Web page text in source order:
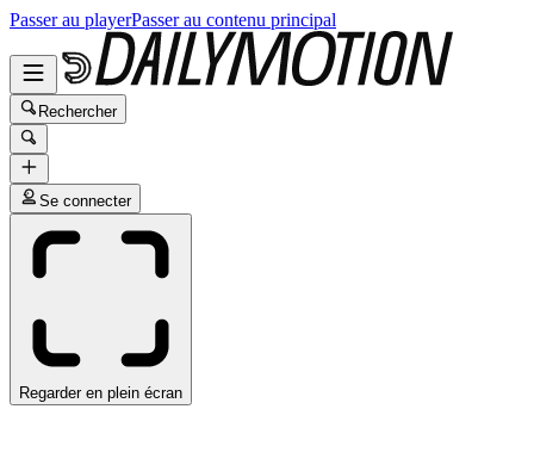
Passer au playerPasser au contenu principal
Rechercher
Se connecter
Regarder en plein écran